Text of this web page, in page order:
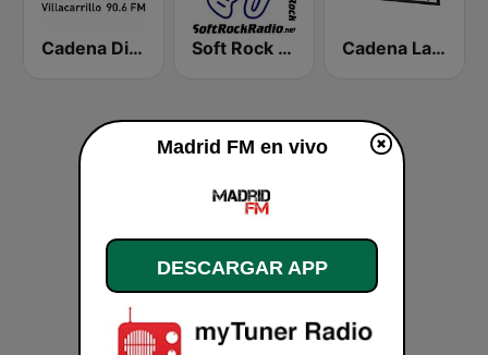
Cadena Dial Villacarrillo Soft Rock Radio Cadena Latino
Madrid FM en vivo
DESCARGAR APP